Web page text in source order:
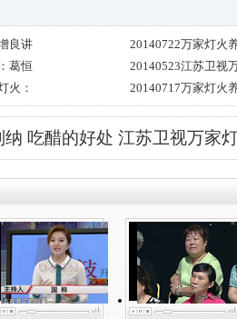
良讲
20140722万家灯火
葛恒
20140523江苏卫视
火：
20140717万家灯火
纳 吃醋的好处 江苏卫视万家